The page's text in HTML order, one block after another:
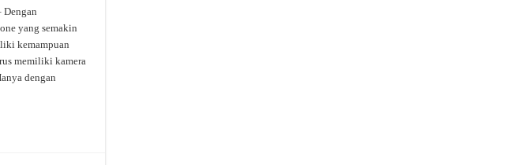
yang semakin
kemampuan
memiliki kamera
dengan